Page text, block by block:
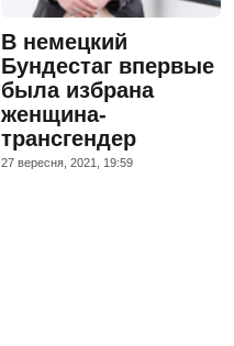
В немецкий
Бундестаг впервые
была избрана
женщина-
трансгендер
27 вересня, 2021, 19:59